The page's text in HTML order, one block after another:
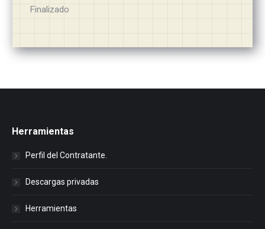
Finalizado
Herramientas
Perfil del Contratante.
Descargas privadas
Herramientas